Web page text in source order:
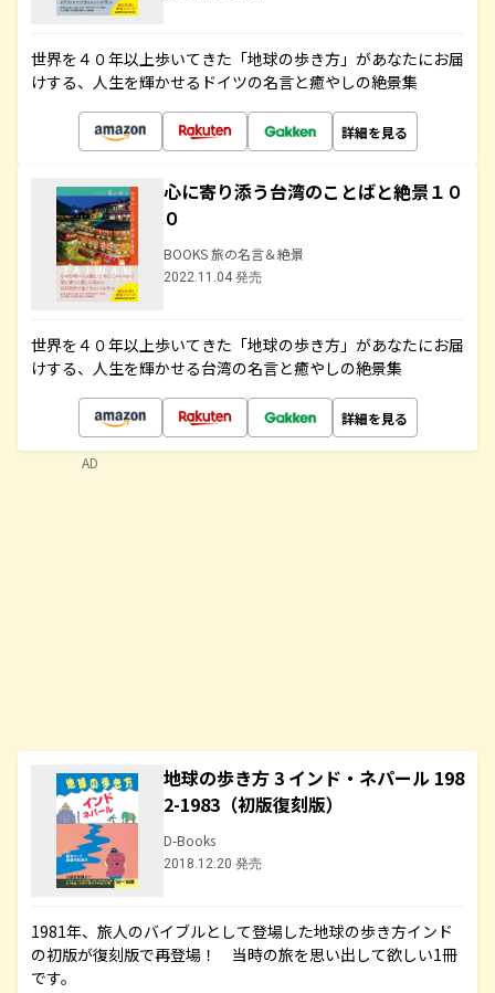
世界を４０年以上歩いてきた「地球の歩き方」があなたにお届
けする、人生を輝かせるドイツの名言と癒やしの絶景集
詳細を見る
心に寄り添う台湾のことばと絶景１０
０
BOOKS 旅の名言＆絶景
2022.11.04 発売
世界を４０年以上歩いてきた「地球の歩き方」があなたにお届
けする、人生を輝かせる台湾の名言と癒やしの絶景集
詳細を見る
地球の歩き方 3 インド・ネパール 198
2-1983（初版復刻版）
D-Books
2018.12.20 発売
1981年、旅人のバイブルとして登場した地球の歩き方インド
の初版が復刻版で再登場！ 当時の旅を思い出して欲しい1冊
です。
AD